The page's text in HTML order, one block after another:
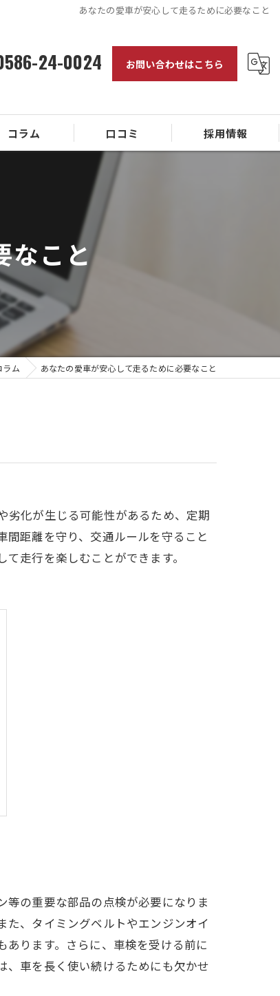
あなたの愛車が安心して走るために必要なこと
24-0024 お問い合わせはこちら
コラム 口コミ 採用情報
なこと
ラム あなたの愛車が安心して走るために必要なこと
劣化が生じる可能性があるため、定期
距離を守り、交通ルールを守ること
走行を楽しむことができます。
の重要な部品の点検が必要になりま
、タイミングベルトやエンジンオイ
ります。さらに、車検を受ける前に
、車を長く使い続けるためにも欠かせ